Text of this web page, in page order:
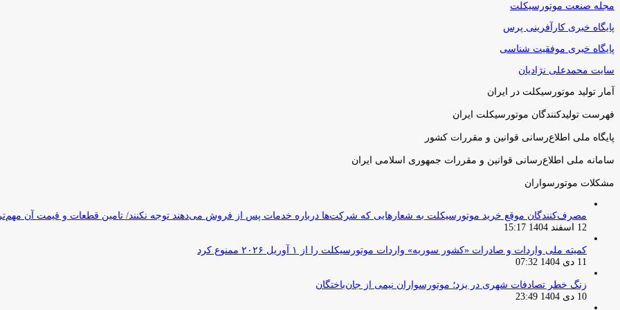
مجله صنعت موتورسیکلت
پایگاه خبری کارآفرینی پرس
پایگاه خبری موفقیت شناسی
سایت محمدعلی نژادیان
آمار تولید موتورسیکلت در ایران
فهرست تولیدکنندگان موتورسیکلت ایران
پایگاه ملی اطلاع‌رسانی قوانین و مقررات کشور
سامانه ملی اطلاع‌رسانی قوانین و مقررات جمهوری اسلامی ایران
مشکلات موتورسواران
مصرف‌کنندگان موقع خرید موتورسیکلت به شعارهایی که شرکت‌ها درباره خدمات پس از فروش می‌دهند توجه نکنند/ تامین قطعات و قیمت آن
12 اسفند 1404 15:17
کمیته ملی واردات و صادرات «کشور سوریه» واردات موتورسیکلت را از ۱ آوریل ۲۰۲۶ ممنوع کرد
11 دی 1404 07:32
زنگ خطر تصادفات شهری در یزد؛ موتورسواران نیمی از جان‌باختگان
10 دی 1404 23:49